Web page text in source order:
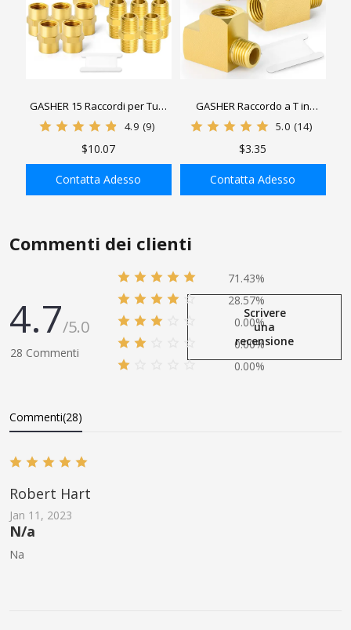
AGGIUNGI ALLA
GASHER 15 Raccordi per Tubi
in Ottone, Nipplo Esagonale
Esagonale 1/4-3/8 Pollici NPT
4.9 (9)
$10.07
Contatta Adesso
AGGIUNGI ALLA
GASHER Raccordo a T in
ottone da 1 pezzo, 1/4" FNPT x
per tubi
5.0 (14)
$3.35
Contatta Adesso
Commenti dei clienti
4.7/5.0
28 Commenti
71.43%
28.57%
0.00%
0.00%
0.00%
Scrivere
una
recensione
Commenti(28)
Robert Hart
Jan 11, 2023
N/a
Na